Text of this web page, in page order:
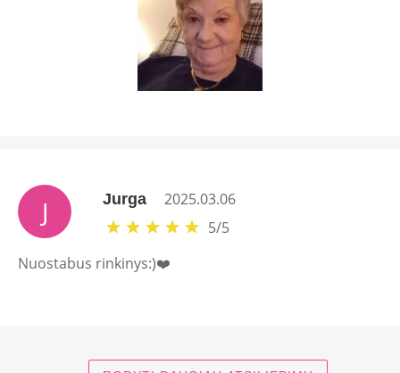
J Jurga
2025.03.06
5/5
Nuostabus rinkinys:)❤️